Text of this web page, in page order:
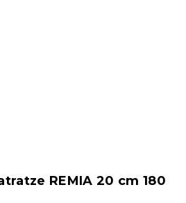
REMIA 20 cm 180